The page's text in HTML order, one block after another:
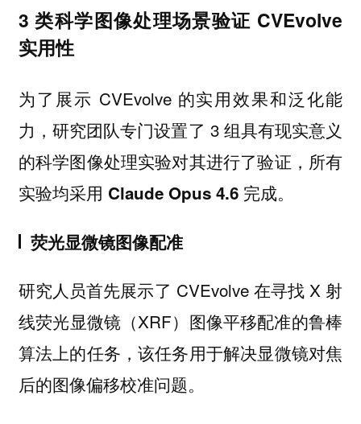
3 类科学图像处理场景验证 CVEvolve
实用性
为了展示 CVEvolve 的实用效果和泛化能
力，研究团队专门设置了 3 组具有现实意义
的科学图像处理实验对其进行了验证， 所有
实验均采用 Claude Opus 4.6 完成。
荧光显微镜图像配准
研究人员首先展示了 CVEvolve 在寻找 X 射
线荧光显微镜（XRF）图像平移配准的鲁棒
算法上的任务，该任务用于解决显微镜对焦
后的图像偏移校准问题。